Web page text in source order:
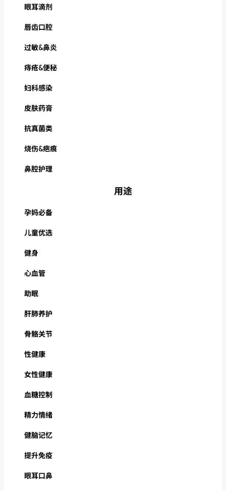
眼耳滴剂
唇齿口腔
过敏&鼻炎
痔疮&便秘
妇科感染
皮肤药膏
抗真菌类
烧伤&疤痕
鼻腔护理
用途
孕妈必备
儿童优选
健身
心血管
助眠
肝肺养护
骨骼关节
性健康
女性健康
血糖控制
精力情绪
健脑记忆
提升免疫
眼耳口鼻